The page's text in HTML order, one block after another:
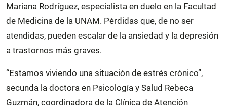
Mariana Rodríguez, especialista en duelo en la Facultad
de Medicina de la UNAM. Pérdidas que, de no ser
atendidas, pueden escalar de la ansiedad y la depresión
a trastornos más graves.
“Estamos viviendo una situación de estrés crónico”,
secunda la doctora en Psicología y Salud Rebeca
Guzmán, coordinadora de la Clínica de Atención